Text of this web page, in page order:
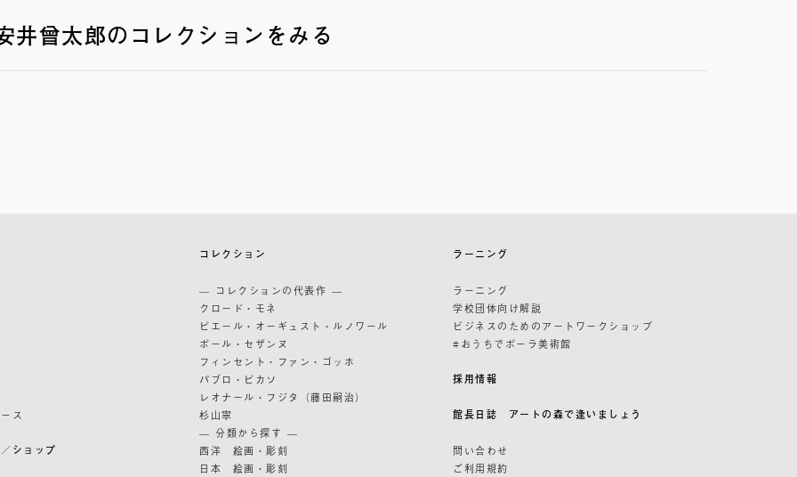
井曾太郎のコレクションをみる
ス
ショップ
コレクション
— コレクションの代表作 —
クロード・モネ
ピエール・オーギュスト・ルノワール
ポール・セザンヌ
フィンセント・ファン・ゴッホ
パブロ・ピカソ
レオナール・フジタ（藤田嗣治）
杉山寧
— 分類から探す —
西洋 絵画・彫刻
日本 絵画・彫刻
ラーニング
ラーニング
学校団体向け解説
ビジネスのためのアートワークショップ
#おうちでポーラ美術館
採用情報
館長日誌 アートの森で逢いましょう
問い合わせ
ご利用規約